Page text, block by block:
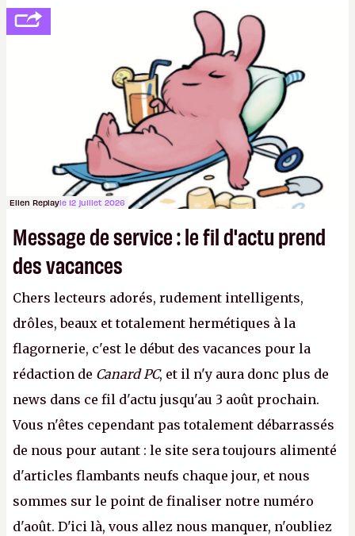
se consoler, le PDG David Baszucki peut compter
sur le déblocage du jeu en Russie et l'explosion des
joueurs majeurs (+32 %). L'avenir appartient donc
aux adultes, qui ne sont jamais que des enfants
avec du pouvoir d'achat.P.
Ellen Replayle 12 juillet 2026
Message de service : le fil d'actu prend
des vacances
Chers lecteurs adorés, rudement intelligents,
drôles, beaux et totalement hermétiques à la
flagornerie, c'est le début des vacances pour la
rédaction de Canard PC, et il n'y aura donc plus de
news dans ce fil d'actu jusqu'au 3 août prochain.
Vous n'êtes cependant pas totalement débarrassés
de nous pour autant : le site sera toujours alimenté
d'articles flambants neufs chaque jour, et nous
sommes sur le point de finaliser notre numéro
d'août. D'ici là, vous allez nous manquer, n'oubliez